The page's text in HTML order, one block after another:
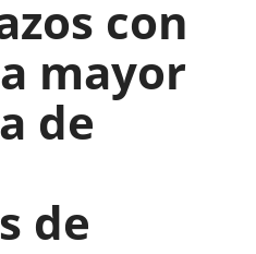
con
mayor
de
de